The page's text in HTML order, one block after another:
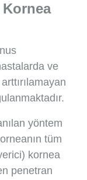
Kornea
ve
yöntem
tüm
kornea
penetran